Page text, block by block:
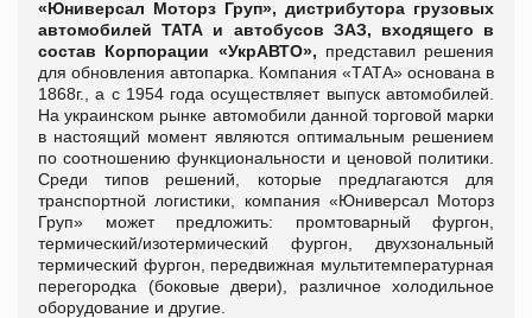
«Юниверсал Моторз Груп», дистрибутора грузовых
автомобилей ТАТА и автобусов ЗАЗ, входящего в
состав Корпорации «УкрАВТО», представил решения
для обновления автопарка. Компания «ТАТА» основана в
1868г., а с 1954 года осуществляет выпуск автомобилей.
На украинском рынке автомобили данной торговой марки
в настоящий момент являются оптимальным решением
по соотношению функциональности и ценовой политики.
Среди типов решений, которые предлагаются для
транспортной логистики, компания «Юниверсал Моторз
Груп» может предложить: промтоварный фургон,
термический/изотермический фургон, двухзональный
термический фургон, передвижная мультитемпературная
перегородка (боковые двери), различное холодильное
оборудование и другие.